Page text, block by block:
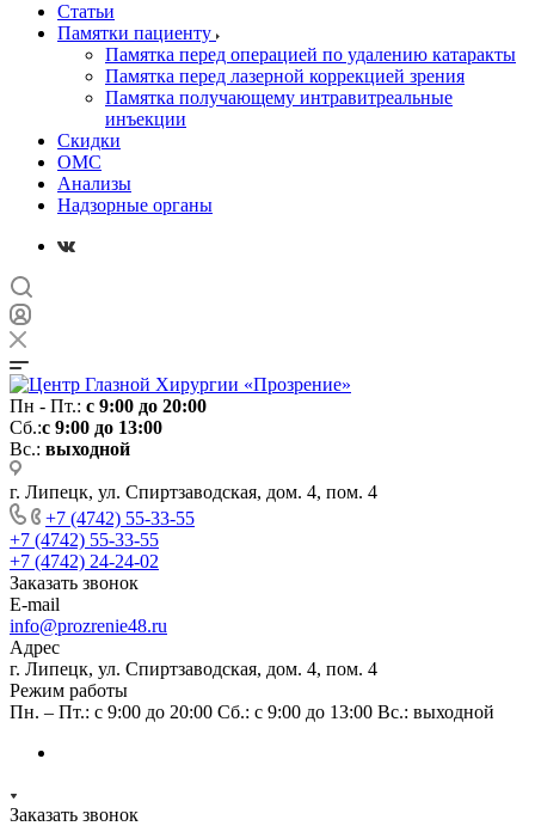
Статьи
Памятки пациенту
Памятка перед операцией по удалению катаракты
Памятка перед лазерной коррекцией зрения
Памятка получающему интравитреальные
инъекции
Скидки
ОМС
Анализы
Надзорные органы
Пн - Пт.: с 9:00 до 20:00
Сб.:с 9:00 до 13:00
Вс.: выходной
г. Липецк, ул. Спиртзаводская, дом. 4, пом. 4
+7 (4742) 55-33-55
+7 (4742) 55-33-55
+7 (4742) 24-24-02
Заказать звонок
E-mail
info@prozrenie48.ru
Адрес
г. Липецк, ул. Спиртзаводская, дом. 4, пом. 4
Режим работы
Пн. – Пт.: с 9:00 до 20:00 Сб.: с 9:00 до 13:00 Вс.: выходной
Заказать звонок